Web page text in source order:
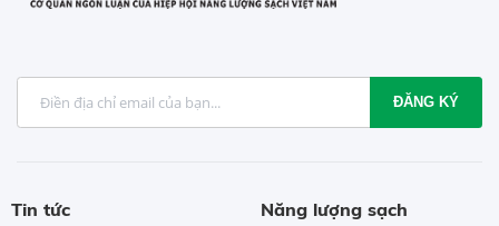
ĐĂNG KÝ
Tin tức Năng lượng sạch